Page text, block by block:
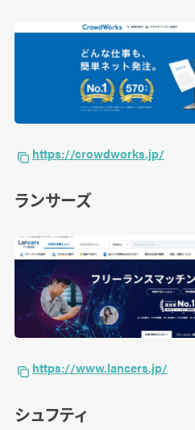
https://crowdworks.jp/
ランサーズ
https://www.lancers.jp/
シュフティ